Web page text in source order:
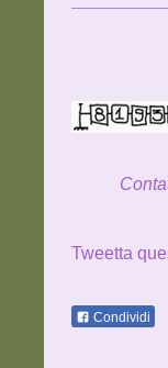
Tweetta
Condividi